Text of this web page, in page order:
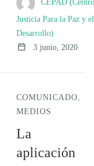
CEPAD
Justicia Para la Paz y el
Desarrollo)
3 junio, 2020
COMUNICADO,
MEDIOS
La
aplicación